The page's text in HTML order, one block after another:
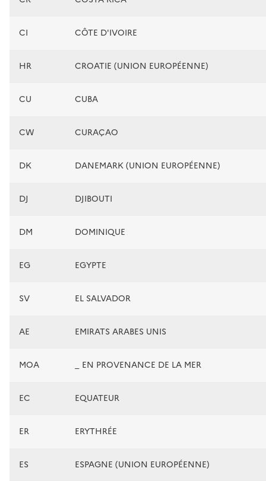
CI CÔTE D'IVOIRE
HR CROATIE (UNION EUROPÉENNE)
CU CUBA
CW CURAÇAO
DK DANEMARK (UNION EUROPÉENNE)
DJ DJIBOUTI
DM DOMINIQUE
EG EGYPTE
SV EL SALVADOR
AE EMIRATS ARABES UNIS
MOA _ EN PROVENANCE DE LA MER
EC EQUATEUR
ER ERYTHRÉE
ES ESPAGNE (UNION EUROPÉENNE)